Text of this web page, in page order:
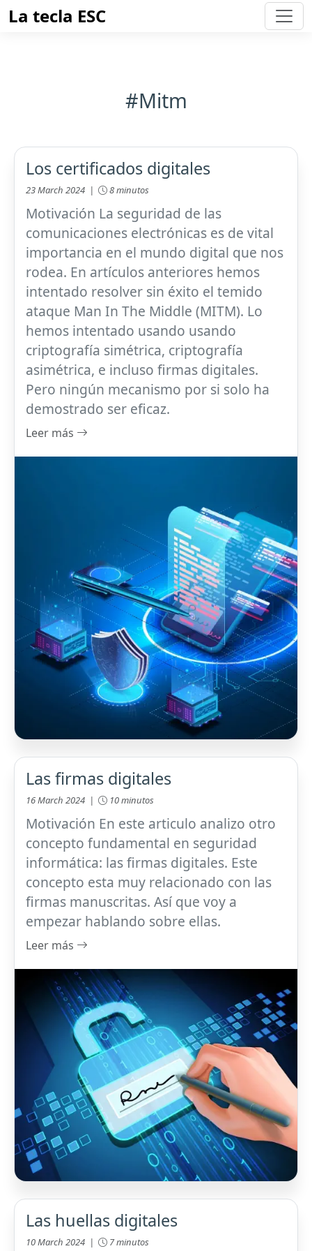
La tecla ESC
#Mitm
Los certificados digitales
23 March 2024 | 8 minutos
Motivación La seguridad de las
comunicaciones electrónicas es de vital
importancia en el mundo digital que nos
rodea. En artículos anteriores hemos
intentado resolver sin éxito el temido
ataque Man In The Middle (MITM). Lo
hemos intentado usando usando
criptografía simétrica, criptografía
asimétrica, e incluso firmas digitales.
Pero ningún mecanismo por si solo ha
demostrado ser eficaz.
Leer más
Las firmas digitales
16 March 2024 | 10 minutos
Motivación En este articulo analizo otro
concepto fundamental en seguridad
informática: las firmas digitales. Este
concepto esta muy relacionado con las
firmas manuscritas. Así que voy a
empezar hablando sobre ellas.
Leer más
Las huellas digitales
10 March 2024 | 7 minutos